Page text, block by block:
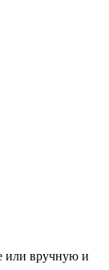
или вручную и